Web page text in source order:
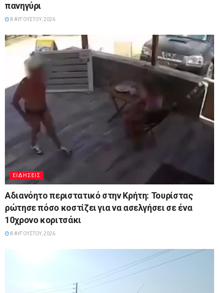
πανηγύρι
8 ΑΥΓΟΎΣΤΟΥ, 2026
ΕΙΔΉΣΕΙΣ
Αδιανόητο περιστατικό στην Κρήτη: Τουρίστας
ρώτησε πόσο κοστίζει για να ασελγήσει σε ένα
10χρονο κοριτσάκι
8 ΑΥΓΟΎΣΤΟΥ, 2026